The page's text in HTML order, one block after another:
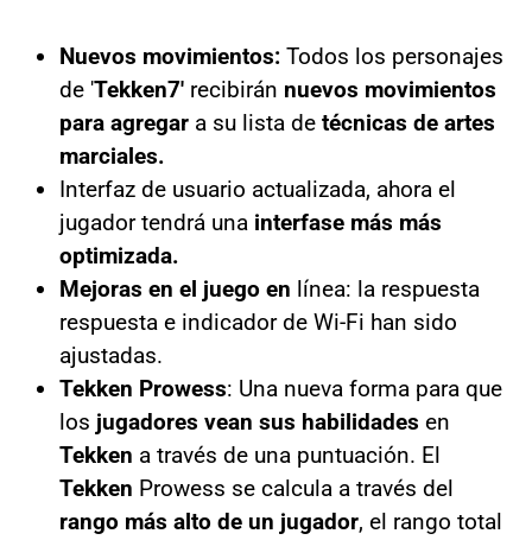
Nuevos movimientos: Todos los personajes
de 'Tekken7' recibirán nuevos movimientos
para agregar a su lista de técnicas de artes
marciales.
Interfaz de usuario actualizada, ahora el
jugador tendrá una interfase más más
optimizada.
Mejoras en el juego en línea: la respuesta
respuesta e indicador de Wi-Fi han sido
ajustadas.
Tekken Prowess: Una nueva forma para que
los jugadores vean sus habilidades en
Tekken a través de una puntuación. El
Tekken Prowess se calcula a través del
rango más alto de un jugador, el rango total